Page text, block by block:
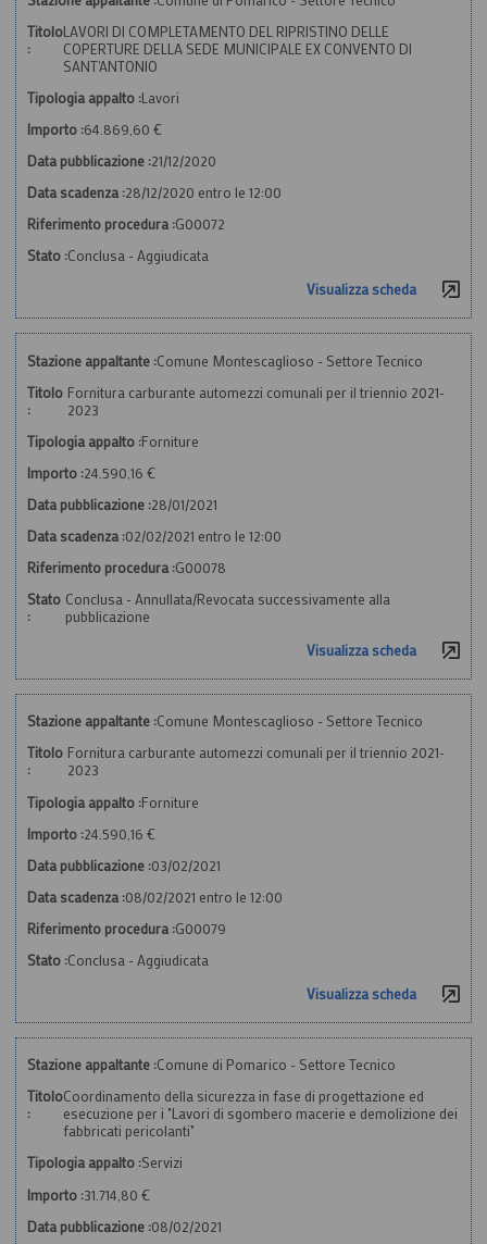
Titolo
:
LAVORI DI COMPLETAMENTO DEL RIPRISTINO DELLE
COPERTURE DELLA SEDE MUNICIPALE EX CONVENTO DI
SANT'ANTONIO
Tipologia appalto :Lavori
Importo :64.869,60 €
Data pubblicazione :21/12/2020
Data scadenza :28/12/2020 entro le 12:00
Riferimento procedura :G00072
Stato :Conclusa - Aggiudicata
Visualizza scheda
Stazione appaltante :Comune Montescaglioso - Settore Tecnico
Titolo
:
Fornitura carburante automezzi comunali per il triennio 2021-
2023
Tipologia appalto :Forniture
Importo :24.590,16 €
Data pubblicazione :28/01/2021
Data scadenza :02/02/2021 entro le 12:00
Riferimento procedura :G00078
Stato
:
Conclusa - Annullata/Revocata successivamente alla
pubblicazione
Visualizza scheda
Stazione appaltante :Comune Montescaglioso - Settore Tecnico
Titolo
:
Fornitura carburante automezzi comunali per il triennio 2021-
2023
Tipologia appalto :Forniture
Importo :24.590,16 €
Data pubblicazione :03/02/2021
Data scadenza :08/02/2021 entro le 12:00
Riferimento procedura :G00079
Stato :Conclusa - Aggiudicata
Visualizza scheda
Stazione appaltante :Comune di Pomarico - Settore Tecnico
Titolo
:
Coordinamento della sicurezza in fase di progettazione ed
esecuzione per i "Lavori di sgombero macerie e demolizione dei
fabbricati pericolanti"
Tipologia appalto :Servizi
Importo :31.714,80 €
Data pubblicazione :08/02/2021